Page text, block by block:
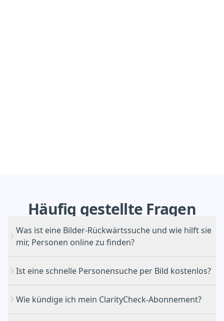
Häufig gestellte Fragen
Was ist eine Bilder-Rückwärtssuche und wie hilft sie
mir, Personen online zu finden?
Ist eine schnelle Personensuche per Bild kostenlos?
Wie kündige ich mein ClarityCheck-Abonnement?